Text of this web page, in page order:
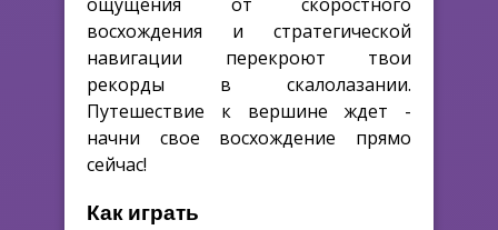
восхождения и стратегической
навигации перекроют твои
рекорды в скалолазании.
Путешествие к вершине ждет -
начни свое восхождение прямо
сейчас!
Как играть